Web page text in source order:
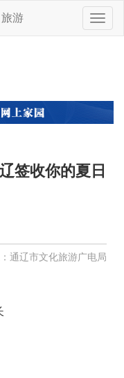
Toggle
旅游
签收你的夏日
通辽市文化旅游广电局